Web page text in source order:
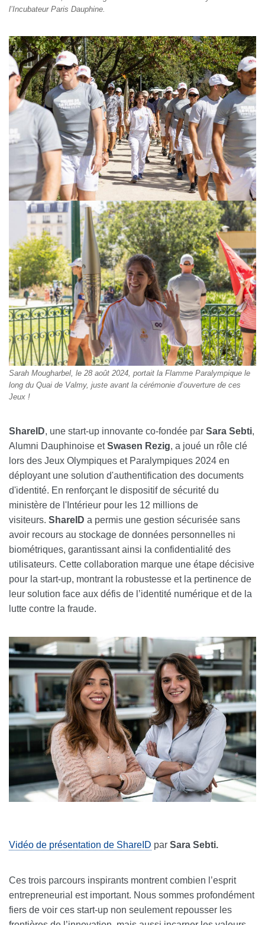
l’Incubateur Paris Dauphine.
Sarah Mougharbel, le 28 août 2024, portait la Flamme Paralympique le
long du Quai de Valmy, juste avant la cérémonie d’ouverture de ces
Jeux !
ShareID, une start-up innovante co-fondée par Sara Sebti,
Alumni Dauphinoise etSwasen Rezig, a joué un rôle clé
lors des Jeux Olympiques et Paralympiques 2024 en
déployant une solution d'authentification des documents
d'identité. En renforçant le dispositif de sécurité du
ministère de l'Intérieur pour les 12 millions de
visiteurs. ShareID a permis une gestion sécurisée sans
avoir recours au stockage de données personnelles ni
biométriques, garantissant ainsi la confidentialité des
utilisateurs. Cette collaboration marque une étape décisive
pour la start-up, montrant la robustesse et la pertinence de
leur solution face aux défis de l’identité numérique et de la
lutte contre la fraude.
Vidéo de présentation de ShareID par Sara Sebti.
Ces trois parcours inspirants montrent combien l’esprit
entrepreneurial est important. Nous sommes profondément
fiers de voir ces start-up non seulement repousser les